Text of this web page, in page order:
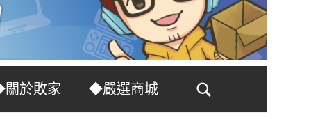
於敗家
◆嚴選商城
Search